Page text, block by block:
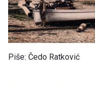
Piše: Čedo Ratković